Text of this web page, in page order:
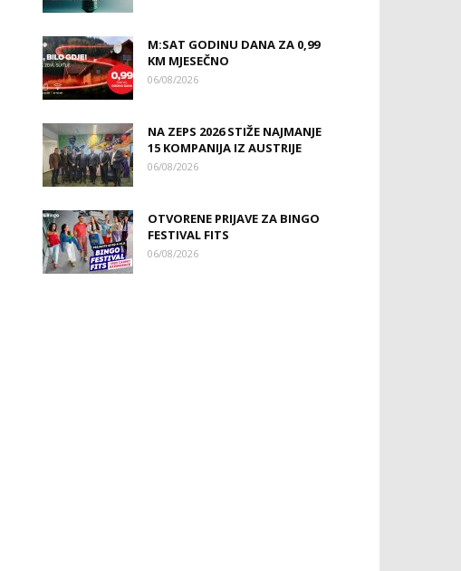
M:SAT GODINU DANA ZA 0,99
KM MJESEČNO
06/08/2026
NA ZEPS 2026 STIŽE NAJMANJE
15 KOMPANIJA IZ AUSTRIJE
06/08/2026
OTVORENE PRIJAVE ZA BINGO
FESTIVAL FITS
06/08/2026